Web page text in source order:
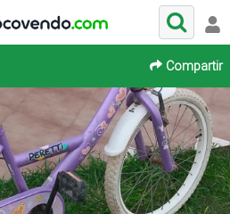
Compartir